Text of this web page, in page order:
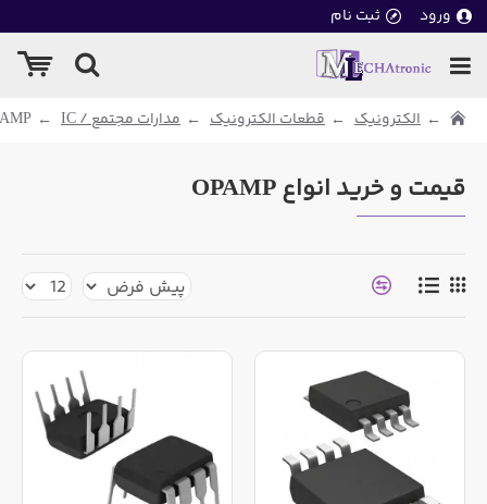
ورود ثبت نام
الکترونیک قطعات الکترونیک مدارات مجتمع / IC
قیمت و خرید انواع OPAMP